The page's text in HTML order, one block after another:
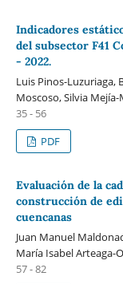
Indicadores
del subsector F41
- 2022.
Luis Pinos-Luzuriaga,
Moscoso, Silvia
35 - 56
PDF
Evaluación de la
construcción de
cuencanas
Juan Manuel
María Isabel Arteaga-
57 - 82